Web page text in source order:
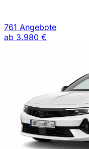
761 Angebote
ab 3.980 €